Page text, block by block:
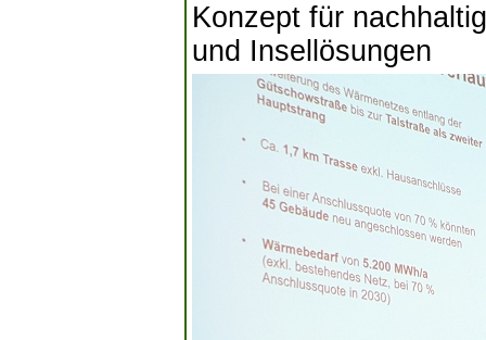
Konzept für
und Insellösungen